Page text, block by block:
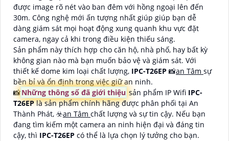
được image rõ nét vào ban đêm với hồng ngoại lên đến
30m. Công nghệ mới ấn tượng nhất giúp giúp bạn dễ
dàng giám sát mọi hoạt động xung quanh khu vực đặt
camera, ngay cả khi trong điều kiện thiếu sáng.
Sản phẩm này thích hợp cho căn hộ, nhà phố, hay bất kỳ
không gian nào mà bạn muốn bảo vệ và giám sát. Với
thiết kế dome kim loại chất lượng, IPC-T26EP 📸an Tâm sự
bền bỉ và ổn định trong việc giữ an ninh.
📸Những thông số đã giới thiệu sản phẩm IP Wifi IPC-
T26EPlà sản phẩm chính hãng được phân phối tại An
Thành Phát, ☣️an Tâm chất lượng và sự tin cậy. Nếu bạn
đang tìm kiếm một camera an ninh hiện đại và đáng tin
cậy, thì IPC-T26EP có thể là lựa chọn lý tưởng cho bạn.